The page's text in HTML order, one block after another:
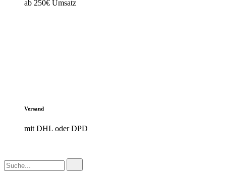
ab 250€ Umsatz
Versand
mit DHL oder DPD